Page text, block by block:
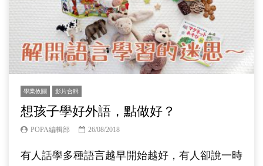
學業攸關 影片合輯
想孩子學好外語，點做好？
POPA編輯部 26/08/2018
有人話學多種語言越早開始越好，有人卻說一時